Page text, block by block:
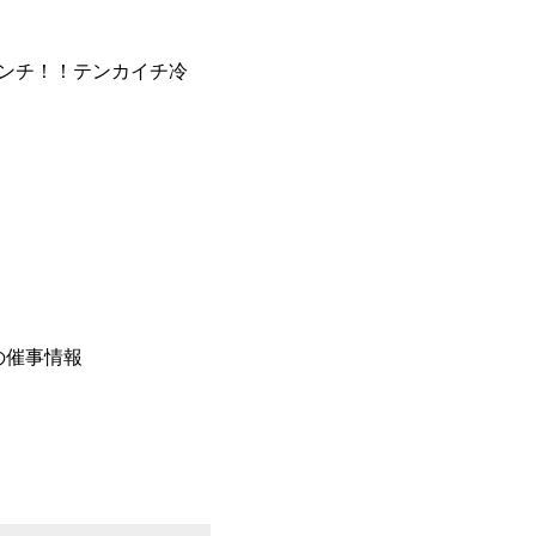
チ！！テンカイチ冷
催事情報